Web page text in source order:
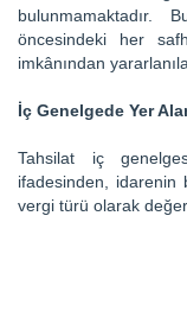
bulunmamaktadır.
öncesindeki her
imkânından
İç Genelgede Yer
Tahsilat iç
ifadesinden, idarenin
vergi türü olarak